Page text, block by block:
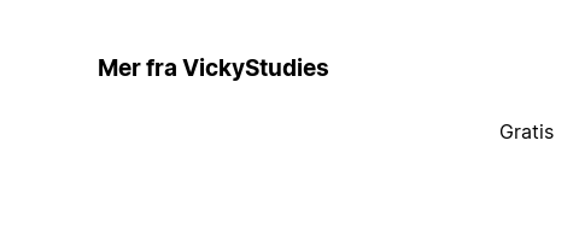
Mer fra VickyStudies
Gratis